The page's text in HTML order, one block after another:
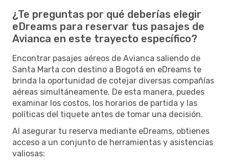
¿Te preguntas por qué deberías elegir
eDreams para reservar tus pasajes de
Avianca en este trayecto específico?
Encontrar pasajes aéreos de Avianca saliendo de
Santa Marta con destino a Bogotá en eDreams te
brinda la oportunidad de cotejar diversas compañías
aéreas simultáneamente. De esta manera, puedes
examinar los costos, los horarios de partida y las
políticas del tiquete antes de tomar una decisión.
Al asegurar tu reserva mediante eDreams, obtienes
acceso a un conjunto de herramientas y asistencias
valiosas: